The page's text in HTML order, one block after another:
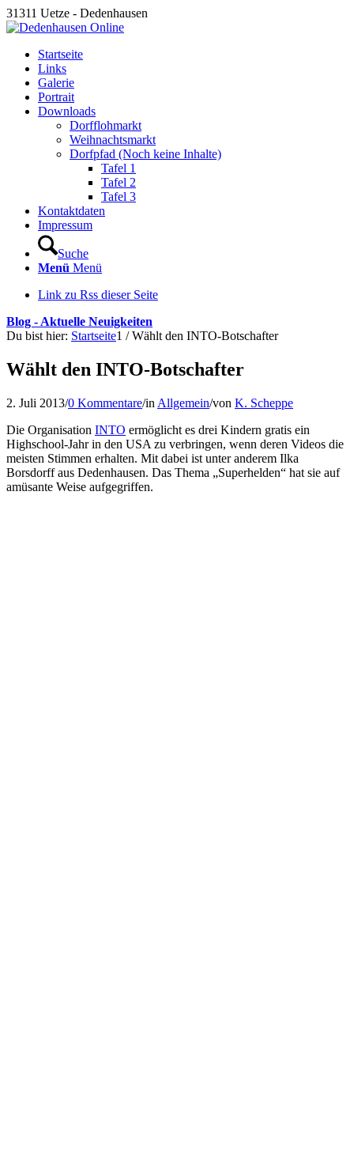
31311 Uetze - Dedenhausen
Startseite
Links
Galerie
Portrait
Downloads
Dorfflohmarkt
Weihnachtsmarkt
Dorfpfad (Noch keine Inhalte)
Tafel 1
Tafel 2
Tafel 3
Kontaktdaten
Impressum
Suche
Menü Menü
Link zu Rss dieser Seite
Blog - Aktuelle Neuigkeiten
Du bist hier: Startseite1 / Wählt den INTO-Botschafter
Wählt den INTO-Botschafter
2. Juli 2013/0 Kommentare/in Allgemein/von K. Scheppe
Die Organisation INTO ermöglicht es drei Kindern gratis ein
Highschool-Jahr in den USA zu verbringen, wenn deren Videos die
meisten Stimmen erhalten. Mit dabei ist unter anderem Ilka
Borsdorff aus Dedenhausen. Das Thema „Superhelden“ hat sie auf
amüsante Weise aufgegriffen.